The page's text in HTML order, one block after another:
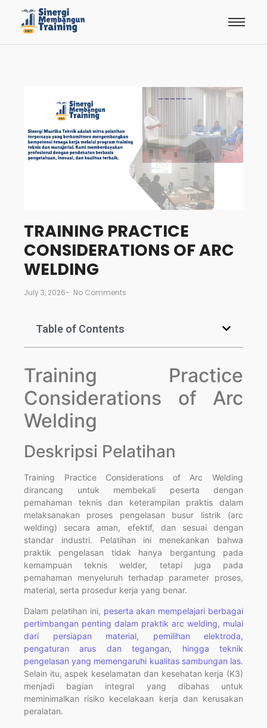
TRAINING PRACTICE
CONSIDERATIONS OF ARC
WELDING
July 3, 2026- No Comments
Table of Contents
Training Practice
Considerations of Arc
Welding
Deskripsi Pelatihan
Training Practice Considerations of Arc Welding
dirancang untuk membekali peserta dengan
pemahaman teknis dan keterampilan praktis dalam
melaksanakan proses pengelasan busur listrik (arc
welding) secara aman, efektif, dan sesuai dengan
standar industri. Pelatihan ini menekankan bahwa
praktik pengelasan tidak hanya bergantung pada
kemampuan teknis welder, tetapi juga pada
pemahaman menyeluruh terhadap parameter proses,
material, serta prosedur kerja yang benar.
Dalam pelatihan ini, peserta akan mempelajari berbagai
pertimbangan penting dalam praktik arc welding, mulai
dari persiapan material, pemilihan elektroda,
pengaturan arus dan tegangan, hingga teknik
pengelasan yang memengaruhi kualitas sambungan las.
Selain itu, aspek keselamatan dan kesehatan kerja (K3)
menjadi bagian integral yang dibahas untuk
meminimalkan risiko kecelakaan kerja dan kerusakan
peralatan.